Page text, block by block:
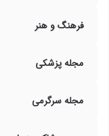
فرهنگ و هنر
مجله پزشکی
مجله سرگرمی